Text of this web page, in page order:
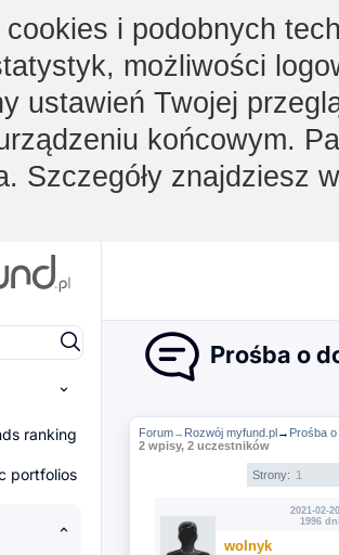
i podobnych
możliwości
ustawień Twojej
końcowym.
Szczegóły znajdziesz
ranking
portfolios
Prośba o
Forum→ Rozwój myfund.pl→ Prośba
2 wpisy, 2 uczestników
Strony: 1
2021-02-
1996
wolnyk